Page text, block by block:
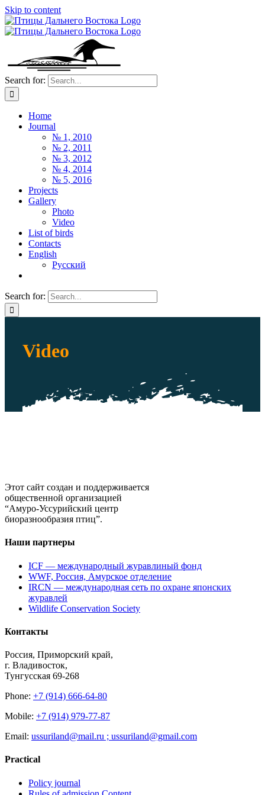
Skip to content
Search for:
Home
Journal
№ 1, 2010
№ 2, 2011
№ 3, 2012
№ 4, 2014
№ 5, 2016
Projects
Gallery
Photo
Video
List of birds
Contacts
English
Русский
Search for:
Video
Этот сайт создан и поддерживается
общественной организацией
“Амуро-Уссурийский центр
биоразнообразия птиц”.
Наши партнеры
ICF — международный журавлиный фонд
WWF, Россия, Амурское отделение
IRCN — международная сеть по охране японских
журавлей
Wildlife Conservation Society
Контакты
Россия, Приморский край,
г. Владивосток,
Тунгусская 69-268
Phone: +7 (914) 666-64-80
Mobile: +7 (914) 979-77-87
Email: ussuriland@mail.ru ; ussuriland@gmail.com
Practical
Policy journal